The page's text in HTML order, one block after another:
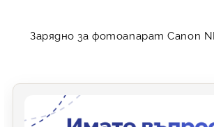
Зарядно за фотоапарат Canon